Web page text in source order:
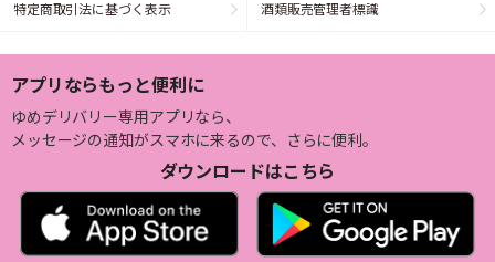
特定商取引法に基づく表示 酒類販売管理者標識
アプリならもっと便利に
ゆめデリバリー専用アプリなら、
メッセージの通知がスマホに来るので、さらに便利。
ダウンロードはこちら